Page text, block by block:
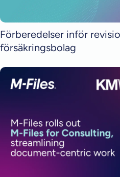
Förberedelser inför
försäkringsbolag